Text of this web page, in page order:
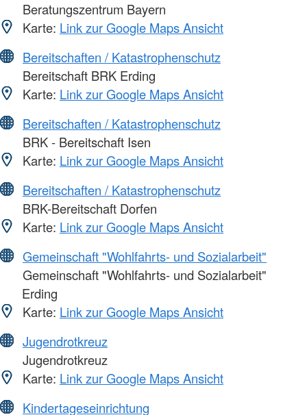
Beratungszentrum Bayern
Karte: Link zur Google Maps Ansicht
Bereitschaften / Katastrophenschutz
Bereitschaft BRK Erding
Karte: Link zur Google Maps Ansicht
Bereitschaften / Katastrophenschutz
BRK - Bereitschaft Isen
Karte: Link zur Google Maps Ansicht
Bereitschaften / Katastrophenschutz
BRK-Bereitschaft Dorfen
Karte: Link zur Google Maps Ansicht
Gemeinschaft "Wohlfahrts- und Sozialarbeit"
Gemeinschaft "Wohlfahrts- und Sozialarbeit"
Erding
Karte: Link zur Google Maps Ansicht
Jugendrotkreuz
Jugendrotkreuz
Karte: Link zur Google Maps Ansicht
Kindertageseinrichtung